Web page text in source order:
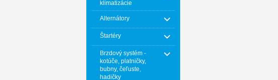
klimatizácie
Alternátory
Štartéry
Brzdový systém -
kotúče, platničky,
bubny, čeľuste,
hadičky